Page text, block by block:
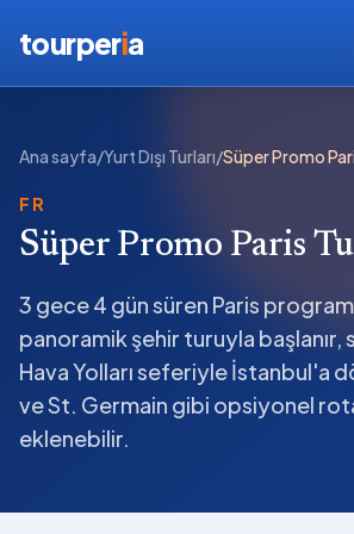
tourperia
Ana sayfa/Yurt Dışı Turları/Süper Promo
FR
Süper Promo Paris
3 gece 4 gün süren Paris
panoramik şehir turuyla başlanır,
Hava Yolları seferiyle İstanbul'a
ve St. Germain gibi opsiyonel
eklenebilir.